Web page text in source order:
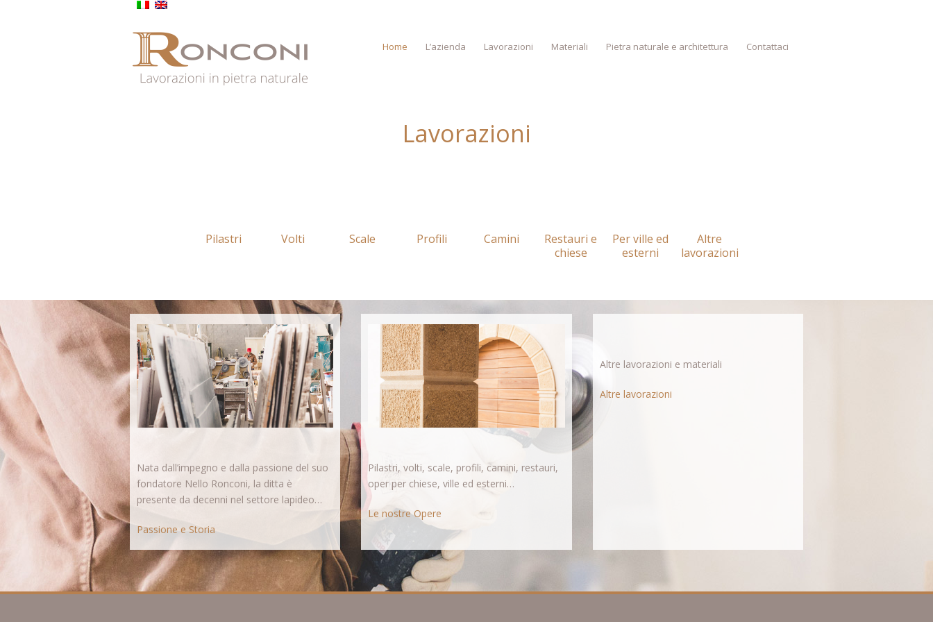
Home L’azienda Lavorazioni Materiali Pietra naturale e architettura Contattaci
Lavorazioni
Pilastri Volti Scale Profili Camini
Restauri e
chiese
Per ville ed
esterni
Altre
lavorazioni
Nata dall’impegno e dalla passione del suo
fondatore Nello Ronconi, la ditta è
presente da decenni nel settore lapideo…
Passione e Storia
Pilastri, volti, scale, profili, camini, restauri,
oper per chiese, ville ed esterni…
Le nostre Opere
Altre lavorazioni e materiali
Altre lavorazioni